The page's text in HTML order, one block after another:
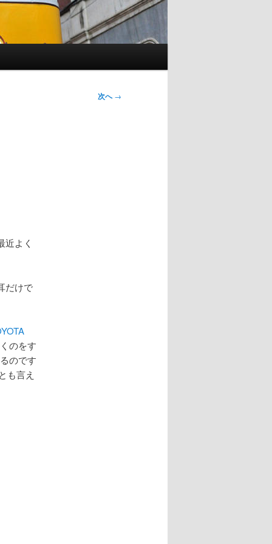
次へ→
近よく
だけで
のをす
のです
も言え